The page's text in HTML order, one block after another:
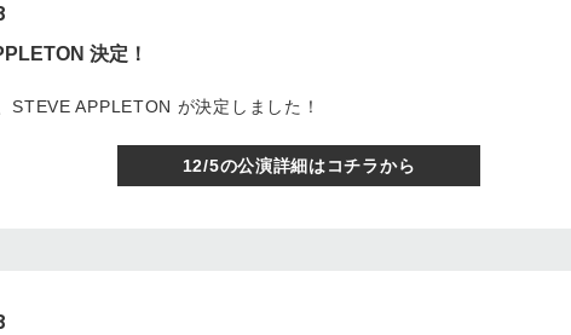
決定！
STEVE APPLETON が決定しました！
12/5の公演詳細はコチラから